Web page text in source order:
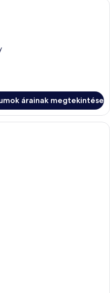
árainak megtekintése